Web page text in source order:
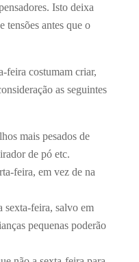
Isto deixa
tensões antes que o
feira costumam criar,
as seguintes
mais pesados de
de pó etc.
feira, em vez de na
sexta-feira, salvo em
pequenas poderão